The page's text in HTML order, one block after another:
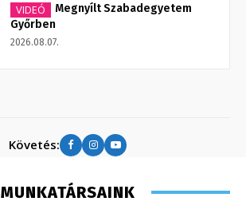
VIDEÓ
Megnyílt Szabadegyetem
Győrben
2026.08.07.
Követés:
MUNKATÁRSAINK